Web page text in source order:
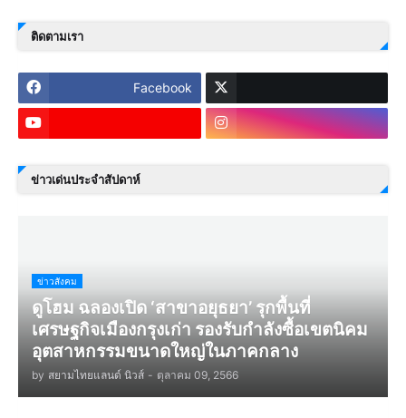
ติดตามเรา
Facebook
ข่าวเด่นประจำสัปดาห์
ข่าวสังคม
ดูโฮม ฉลองเปิด ‘สาขาอยุธยา’ รุกพื้นที่
เศรษฐกิจเมืองกรุงเก่า รองรับกำลังซื้อเขตนิคม
อุตสาหกรรมขนาดใหญ่ในภาคกลาง
by สยามไทยแลนด์ นิวส์ - ตุลาคม 09, 2566